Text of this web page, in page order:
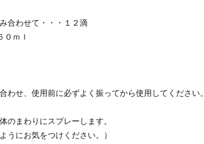
合わせて・・・１２滴
０ｍｌ
わせ、使用前に必ずよく振ってから使用してください。
のまわりにスプレーします。
うにお気をつけください。）